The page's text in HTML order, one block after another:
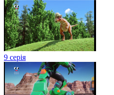
9 серія